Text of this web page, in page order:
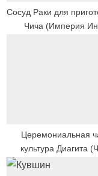
t
Сосуд Раки для
Чича (Империя
Церемониальная
культура Диагита